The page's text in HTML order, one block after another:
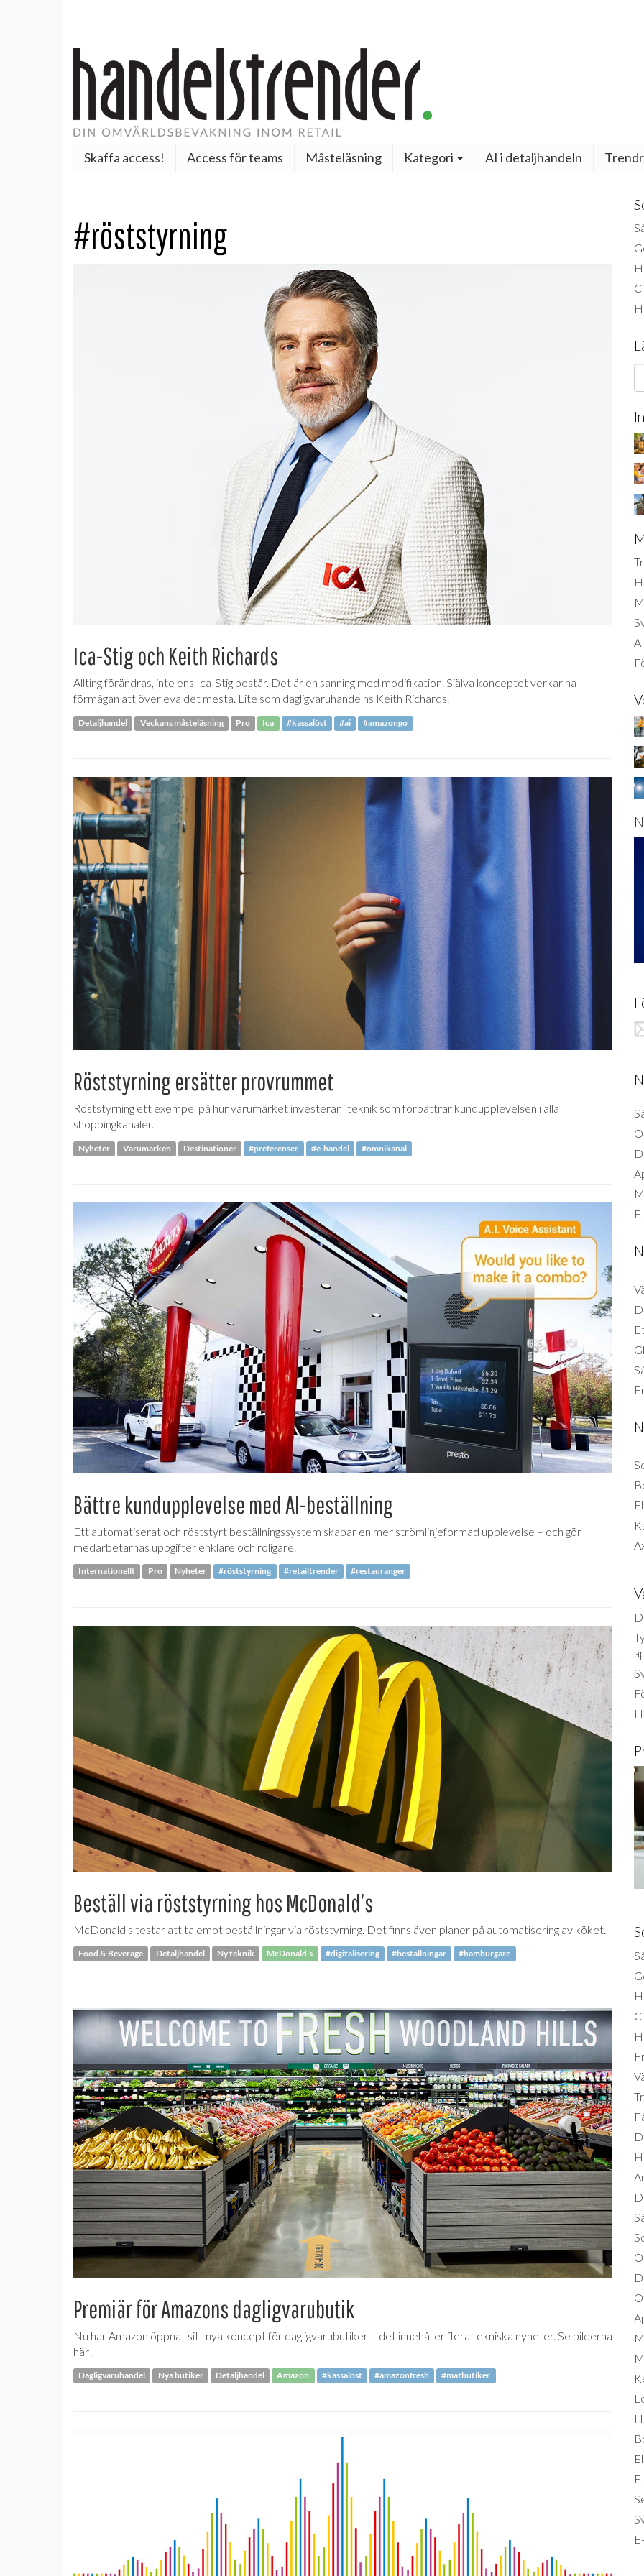
Skaffa access! Access för teams Måsteläsning Kategori AI i detaljhandeln
#röststyrning
Ica-Stig och Keith Richards
Allting förändras, inte ens Ica-Stig består. Det är en sanning med modifikation. Själva konceptet verkar ha
förmågan att överleva det mesta. Lite som dagligvaruhandelns Keith Richards.
Detaljhandel Veckans måsteläsning Pro Ica #kassalöst #ai #amazongo
Röststyrning ersätter provrummet
Röststyrning ett exempel på hur varumärket investerar i teknik som förbättrar kundupplevelsen i alla
shoppingkanaler.
Nyheter Varumärken Destinationer #preferenser #e-handel #omnikanal
Bättre kundupplevelse med AI-beställning
Ett automatiserat och röststyrt beställningssystem skapar en mer strömlinjeformad upplevelse – och gör
medarbetarnas uppgifter enklare och roligare.
Internationellt Pro Nyheter #röststyrning #retailtrender #restauranger
Beställ via röststyrning hos McDonald’s
McDonald's testar att ta emot beställningar via röststyrning. Det finns även planer på automatisering av köket.
Food & Beverage Detaljhandel Ny teknik McDonald's #digitalisering #beställningar #hamburgare
Premiär för Amazons dagligvarubutik
Nu har Amazon öppnat sitt nya koncept för dagligvarubutiker – det innehåller flera tekniska nyheter. Se bilderna
här!
Dagligvaruhandel Nya butiker Detaljhandel Amazon #kassalöst #amazonfresh #matbutiker